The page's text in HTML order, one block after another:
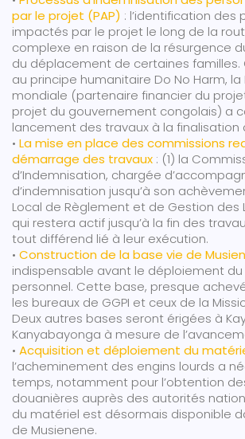
par le projet (PAP) : l’identification des
impactés par le projet le long de la
complexe en raison de la résurgence
du déplacement de certaines
au principe humanitaire Do No Harm, la
mondiale (partenaire financier du
projet du gouvernement congolais) a
lancement des travaux à la
• La mise en place des commissions
démarrage des travaux : (1) la
d’Indemnisation, chargée
d’indemnisation jusqu’à son
Local de Règlement et de Gestion des
qui restera actif jusqu’à la fin des
tout différend lié à leur exécution.
• Construction de la base vie de
indispensable avant le déploiement
personnel. Cette base, presque
les bureaux de GGPI et ceux de la
Deux autres bases seront érigées à
Kanyabayonga à mesure de
• Acquisition et déploiement du
l’acheminement des engins lourds a
temps, notamment pour l’obtention
douanières auprès des autorités
du matériel est désormais disponible
de Musienene.